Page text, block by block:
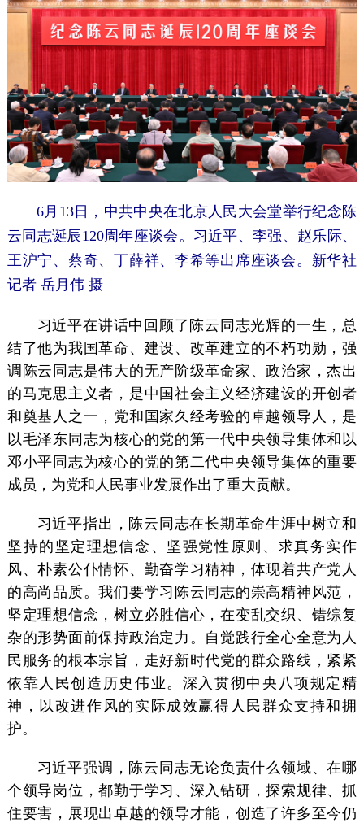
6月13日，中共中央在北京人民大会堂举行纪念陈
云同志诞辰120周年座谈会。习近平、李强、赵乐际、
王沪宁、蔡奇、丁薛祥、李希等出席座谈会。新华社
记者 岳月伟 摄
习近平在讲话中回顾了陈云同志光辉的一生，总
结了他为我国革命、建设、改革建立的不朽功勋，强
调陈云同志是伟大的无产阶级革命家、政治家，杰出
的马克思主义者，是中国社会主义经济建设的开创者
和奠基人之一，党和国家久经考验的卓越领导人，是
以毛泽东同志为核心的党的第一代中央领导集体和以
邓小平同志为核心的党的第二代中央领导集体的重要
成员，为党和人民事业发展作出了重大贡献。
习近平指出，陈云同志在长期革命生涯中树立和
坚持的坚定理想信念、坚强党性原则、求真务实作
风、朴素公仆情怀、勤奋学习精神，体现着共产党人
的高尚品质。我们要学习陈云同志的崇高精神风范，
坚定理想信念，树立必胜信心，在变乱交织、错综复
杂的形势面前保持政治定力。自觉践行全心全意为人
民服务的根本宗旨，走好新时代党的群众路线，紧紧
依靠人民创造历史伟业。深入贯彻中央八项规定精
神，以改进作风的实际成效赢得人民群众支持和拥
护。
习近平强调，陈云同志无论负责什么领域、在哪
个领导岗位，都勤于学习、深入钻研，探索规律、抓
住要害，展现出卓越的领导才能，创造了许多至今仍